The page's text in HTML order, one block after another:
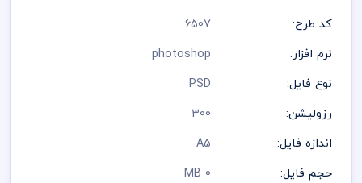
کد طرح:
6507
نرم افزار:
photoshop
نوع فایل:
PSD
رزولیشن:
300
اندازه فایل:
A5
حجم فایل:
0 MB
رعایت کلیه قوانین موجود در سایت به عهده خریدار می باشد